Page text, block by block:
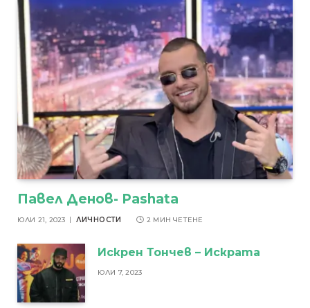
Павел Денов- Pashata
ЮЛИ 21, 2023 ЛИЧНОСТИ 2 МИН ЧЕТЕНЕ
Искрен Тончев – Искрата
ЮЛИ 7, 2023